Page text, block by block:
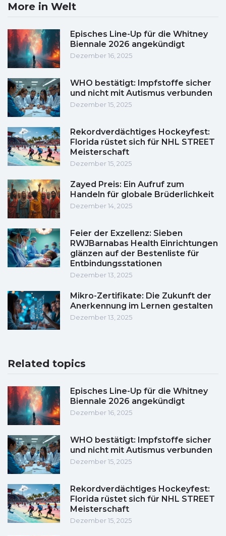
More in Welt
Episches Line-Up für die Whitney
Biennale 2026 angekündigt
Dezember 16, 2025
WHO bestätigt: Impfstoffe sicher
und nicht mit Autismus verbunden
Dezember 15, 2025
Rekordverdächtiges Hockeyfest:
Florida rüstet sich für NHL STREET
Meisterschaft
Dezember 15, 2025
Zayed Preis: Ein Aufruf zum
Handeln für globale Brüderlichkeit
Dezember 14, 2025
Feier der Exzellenz: Sieben
RWJBarnabas Health Einrichtungen
glänzen auf der Bestenliste für
Entbindungsstationen
Dezember 13, 2025
Mikro-Zertifikate: Die Zukunft der
Anerkennung im Lernen gestalten
Dezember 13, 2025
Related topics
Episches Line-Up für die Whitney
Biennale 2026 angekündigt
Dezember 16, 2025
WHO bestätigt: Impfstoffe sicher
und nicht mit Autismus verbunden
Dezember 15, 2025
Rekordverdächtiges Hockeyfest:
Florida rüstet sich für NHL STREET
Meisterschaft
Dezember 15, 2025